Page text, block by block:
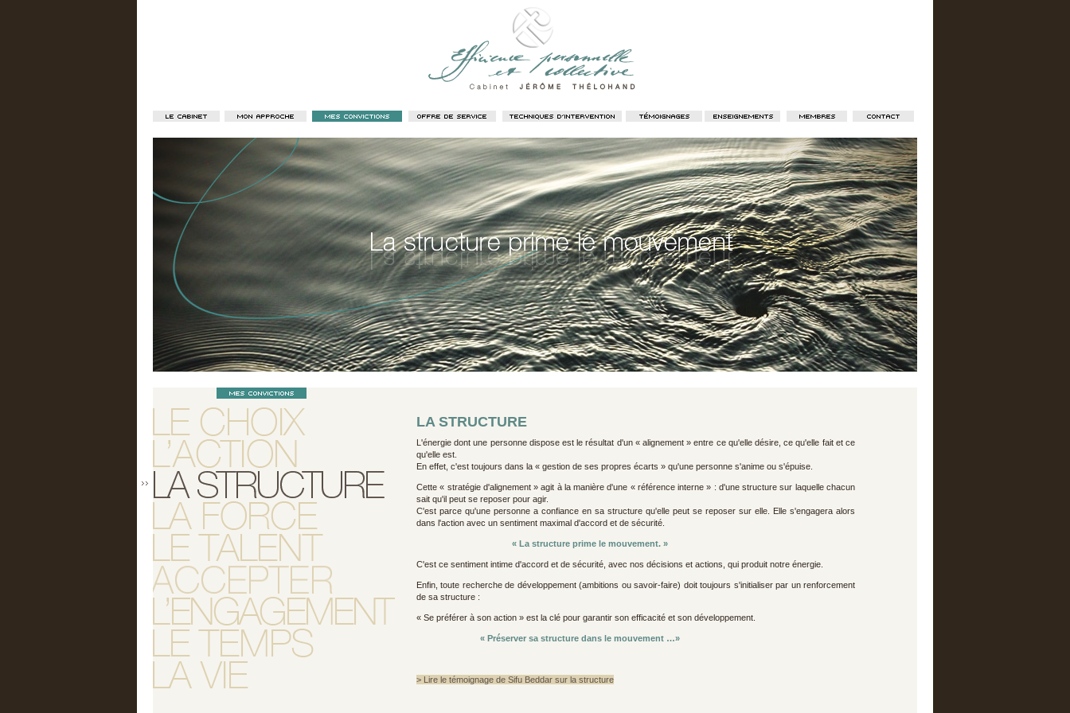
LA STRUCTURE
L'énergie dont une personne dispose est le résultat d'un « alignement » entre ce qu'elle désire, ce qu'elle fait et ce
qu'elle est.
En effet, c'est toujours dans la « gestion de ses propres écarts » qu'une personne s'anime ou s'épuise.
Cette « stratégie d'alignement » agit à la manière d'une « référence interne » : d'une structure sur laquelle chacun
sait qu'il peut se reposer pour agir.
C'est parce qu'une personne a confiance en sa structure qu'elle peut se reposer sur elle. Elle s'engagera alors
dans l'action avec un sentiment maximal d'accord et de sécurité.
« La structure prime le mouvement. »
C'est ce sentiment intime d'accord et de sécurité, avec nos décisions et actions, qui produit notre énergie.
Enfin, toute recherche de développement (ambitions ou savoir-faire) doit toujours s'initialiser par un renforcement
de sa structure :
« Se préférer à son action » est la clé pour garantir son efficacité et son développement.
« Préserver sa structure dans le mouvement …»
> Lire le témoignage de Sifu Beddar sur la structure